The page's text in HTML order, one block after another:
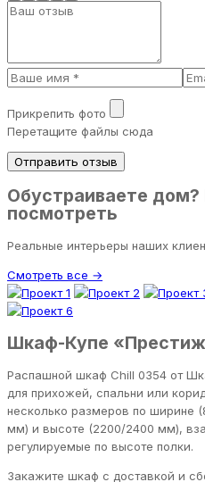
Прикрепить фото
Перетащите файлы сюда
Отправить отзыв
Обустраиваете
посмотреть
Реальные интерьеры наших
Смотреть все →
Шкаф-Купе
Распашной шкаф Chill 0354 от
для прихожей, спальни или
несколько размеров по ширине
мм) и высоте (2200/2400 мм),
регулируемые по высоте полки.
Закажите шкаф с доставкой и